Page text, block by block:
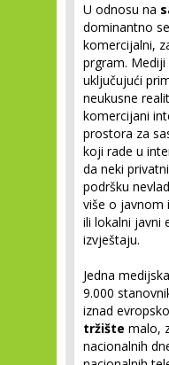
U odnosu na
dominantno
komercijalni,
prgram. Mediji
uključujući
neukusne
komercijani
prostora za
koji rade u
da neki
podršku
više o javnom
ili lokalni javni
izvještaju.
Jedna
9.000
iznad
tržište malo,
nacionalnih